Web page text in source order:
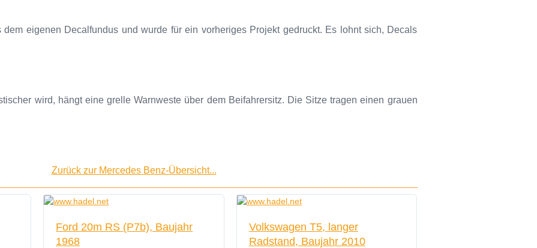
dem eigenen Decalfundus und wurde für ein vorheriges Projekt gedruckt. Es lohnt sich, Decals
wird, hängt eine grelle Warnweste über dem Beifahrersitz. Die Sitze tragen einen grauen
Zurück zur Mercedes Benz-Übersicht...
Ford 20m RS (P7b), Baujahr
1968
Volkswagen T5, langer
Radstand, Baujahr 2010